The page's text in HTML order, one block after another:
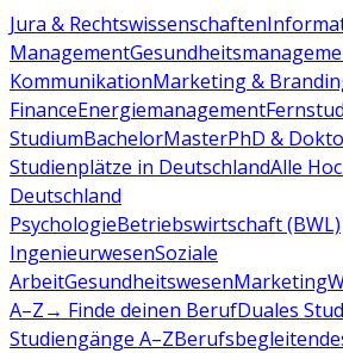
Jura & Rechtswissenschaften
Management
KommunikationMarketing &
FinanceEnergiemanagement
StudiumBachelorMasterPhD &
Studienplätze in DeutschlandAlle
Deutschland
PsychologieBetriebswirtschaft (BWL)
IngenieurwesenSoziale
ArbeitGesundheitswesenMarketing
A–Z→ Finde deinen BerufDuales
Studiengänge A–Z